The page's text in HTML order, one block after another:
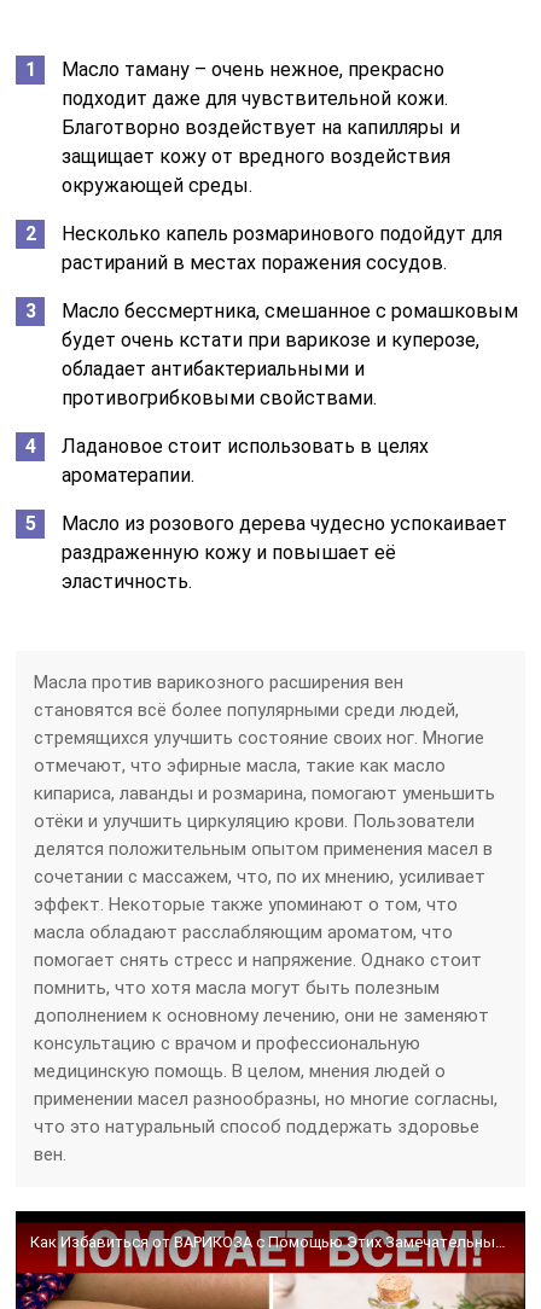
Масло таману – очень нежное, прекрасно
подходит даже для чувствительной кожи.
Благотворно воздействует на капилляры и
защищает кожу от вредного воздействия
окружающей среды.
Несколько капель розмаринового подойдут для
растираний в местах поражения сосудов.
Масло бессмертника, смешанное с ромашковым
будет очень кстати при варикозе и куперозе,
обладает антибактериальными и
противогрибковыми свойствами.
Ладановое стоит использовать в целях
ароматерапии.
Масло из розового дерева чудесно успокаивает
раздраженную кожу и повышает её
эластичность.
Масла против варикозного расширения вен
становятся всё более популярными среди людей,
стремящихся улучшить состояние своих ног. Многие
отмечают, что эфирные масла, такие как масло
кипариса, лаванды и розмарина, помогают уменьшить
отёки и улучшить циркуляцию крови. Пользователи
делятся положительным опытом применения масел в
сочетании с массажем, что, по их мнению, усиливает
эффект. Некоторые также упоминают о том, что
масла обладают расслабляющим ароматом, что
помогает снять стресс и напряжение. Однако стоит
помнить, что хотя масла могут быть полезным
дополнением к основному лечению, они не заменяют
консультацию с врачом и профессиональную
медицинскую помощь. В целом, мнения людей о
применении масел разнообразны, но многие согласны,
что это натуральный способ поддержать здоровье
вен.